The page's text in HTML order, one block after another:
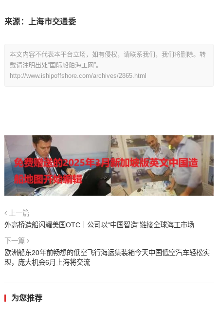
来源：上海市交通委
本文内容不代表本平台立场，如有侵权，请联系我们，我们将删除。转
载请注明出处“国际船舶海工网”。
http://www.ishipoffshore.com/archives/2865.html
上一篇
外高桥造船闪耀美国OTC｜公司以“中国智造”链接全球海工市场
下一篇
欧洲船东20年前畅想的低空飞行海运集装箱今天中国低空汽车轻松实
现，庞大机会6月上海将交流
为您推荐